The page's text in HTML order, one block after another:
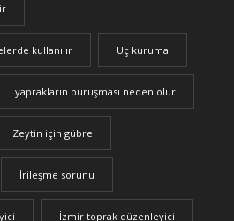
kullanılır Uç kuruma
yaprakların buruşması neden olur
Zeytin için gübre
İrileşme sorunu
İzmir toprak düzenleyici